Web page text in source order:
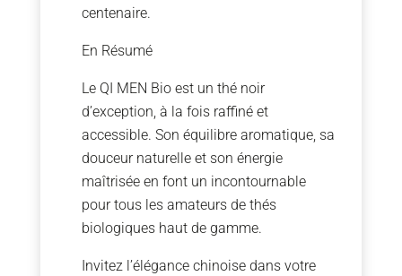
centenaire.
En Résumé
Le QI MEN Bio est un thé noir
d’exception, à la fois raffiné et
accessible. Son équilibre aromatique, sa
douceur naturelle et son énergie
maîtrisée en font un incontournable
pour tous les amateurs de thés
biologiques haut de gamme.
Invitez l’élégance chinoise dans votre